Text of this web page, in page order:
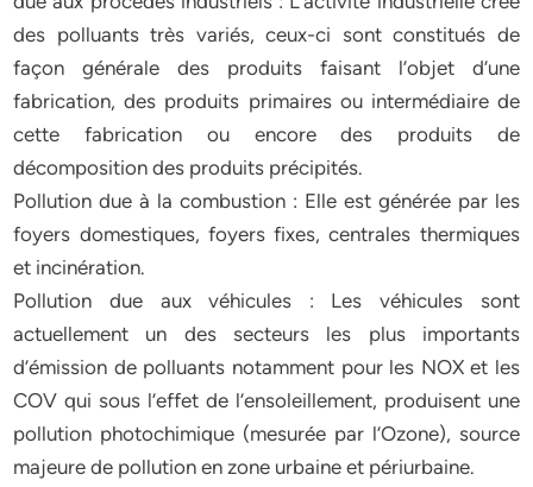
des polluants très variés, ceux-ci sont constitués de
façon générale des produits faisant l’objet d’une
fabrication, des produits primaires ou intermédiaire de
cette fabrication ou encore des produits de
décomposition des produits précipités.
Pollution due à la combustion : Elle est générée par les
foyers domestiques, foyers fixes, centrales thermiques
et incinération.
Pollution due aux véhicules : Les véhicules sont
actuellement un des secteurs les plus importants
d’émission de polluants notamment pour les NOX et les
COV qui sous l’effet de l’ensoleillement, produisent une
pollution photochimique (mesurée par l’Ozone), source
majeure de pollution en zone urbaine et périurbaine.